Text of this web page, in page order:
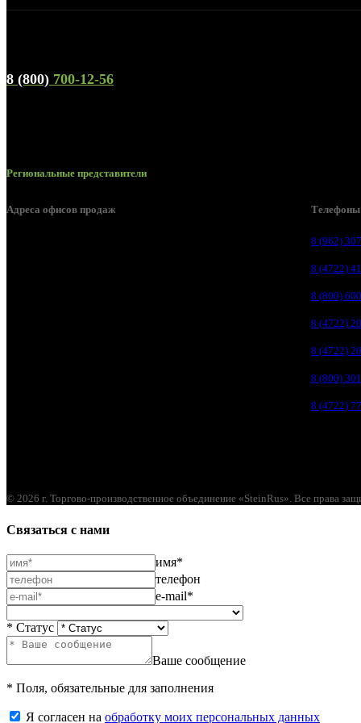
8 (800) 700-12-56
Региональные представители
Адреса офисов продаж Телефоны
8 (962)
8 (4722)
8 (800)
8 (4722)
8 (4722)
8 (800)
8 (4722)
© 2026 г. Торгово-производственное объединение «SteinRus». Все права
Связаться с нами
имя*
телефон
e-mail*
* Статус
Ваше сообщение
* Поля, обязательные для заполнения
Я согласен на обработку моих персональных данных